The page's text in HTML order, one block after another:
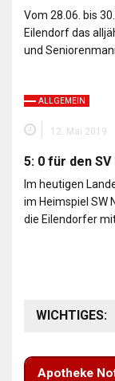
Vom 28.06. bis
Eilendorf das
und
ALLGEMEIN
12. Mai 2019
5: 0 für den
Im heutigen
im Heimspiel SW
die Eilendorfer
WICHTIGES:
Apotheke